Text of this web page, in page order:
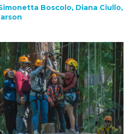
Boscolo, Diana Ciullo,